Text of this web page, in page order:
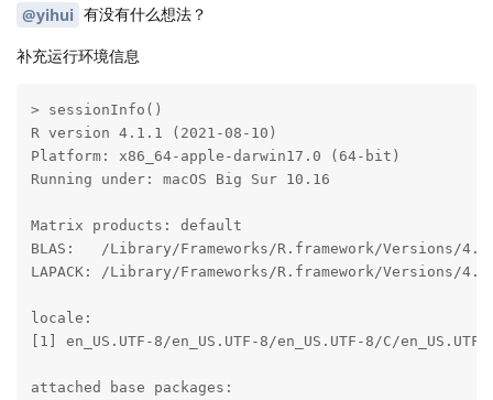
@yihui 有没有什么想法？
补充运行环境信息
> sessionInfo()
R version 4.1.1 (2021-08-10)
Platform: x86_64-apple-darwin17.0 (64-bit)
Running under: macOS Big Sur 10.16
Matrix products: default
BLAS:   /Library/Frameworks/R.framework/Versions/
LAPACK: /Library/Frameworks/R.framework/Versions/
locale:
[1] en_US.UTF-8/en_US.UTF-8/en_US.UTF-8/C/en_US.UTF-
attached base packages: